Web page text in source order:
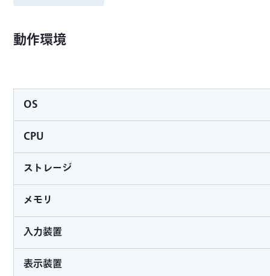
動作環境
OS
CPU
ストレージ
メモリ
入力装置
表示装置